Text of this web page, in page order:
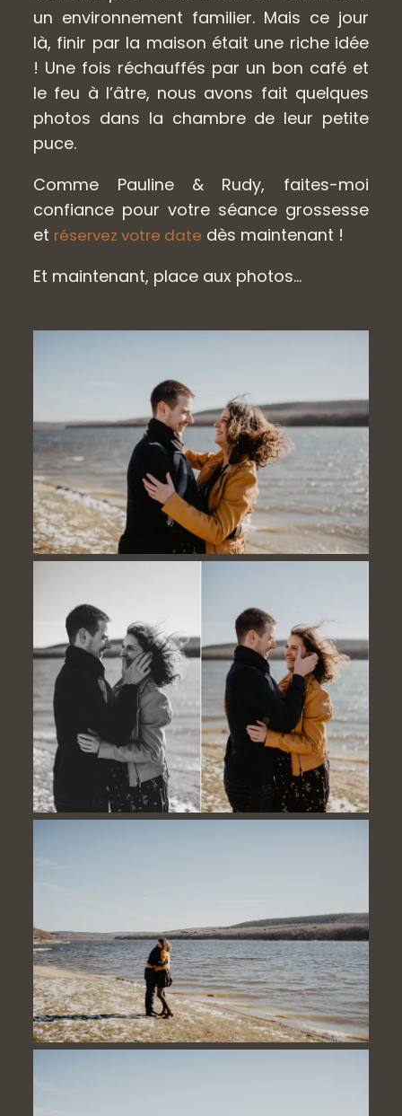
un environnement familier. Mais ce jour
là, finir par la maison était une riche idée
! Une fois réchauffés par un bon café et
le feu à l’âtre, nous avons fait quelques
photos dans la chambre de leur petite
puce.
Comme Pauline & Rudy, faites-moi
confiance pour votre séance grossesse
et réservez votre date dès maintenant !
Et maintenant, place aux photos…